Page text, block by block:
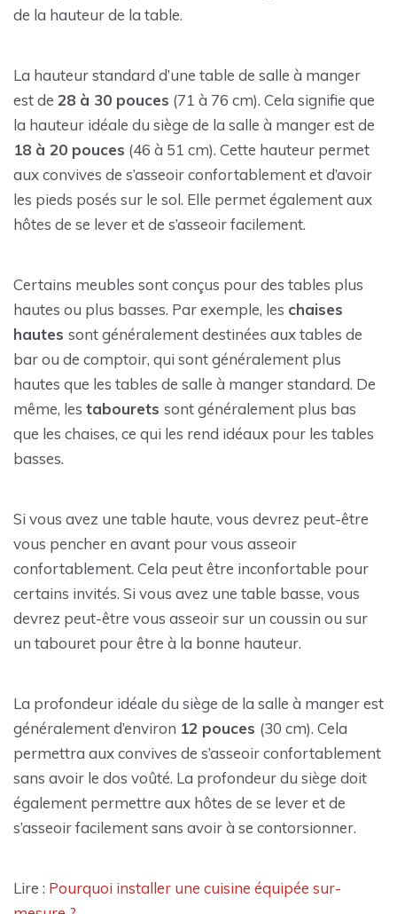
de la hauteur de la table.
La hauteur standard d’une table de salle à manger
est de 28 à 30 pouces (71 à 76 cm). Cela signifie que
la hauteur idéale du siège de la salle à manger est de
18 à 20 pouces (46 à 51 cm). Cette hauteur permet
aux convives de s’asseoir confortablement et d’avoir
les pieds posés sur le sol. Elle permet également aux
hôtes de se lever et de s’asseoir facilement.
Certains meubles sont conçus pour des tables plus
hautes ou plus basses. Par exemple, les chaises
hautes sont généralement destinées aux tables de
bar ou de comptoir, qui sont généralement plus
hautes que les tables de salle à manger standard. De
même, les tabourets sont généralement plus bas
que les chaises, ce qui les rend idéaux pour les tables
basses.
Si vous avez une table haute, vous devrez peut-être
vous pencher en avant pour vous asseoir
confortablement. Cela peut être inconfortable pour
certains invités. Si vous avez une table basse, vous
devrez peut-être vous asseoir sur un coussin ou sur
un tabouret pour être à la bonne hauteur.
La profondeur idéale du siège de la salle à manger est
généralement d’environ 12 pouces (30 cm). Cela
permettra aux convives de s’asseoir confortablement
sans avoir le dos voûté. La profondeur du siège doit
également permettre aux hôtes de se lever et de
s’asseoir facilement sans avoir à se contorsionner.
Lire : Pourquoi installer une cuisine équipée sur-